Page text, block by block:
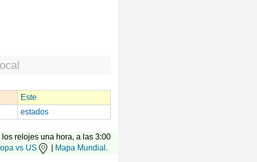
Este
estados
los relojes una hora, a las 3:00
vs US Mapa Mundial.